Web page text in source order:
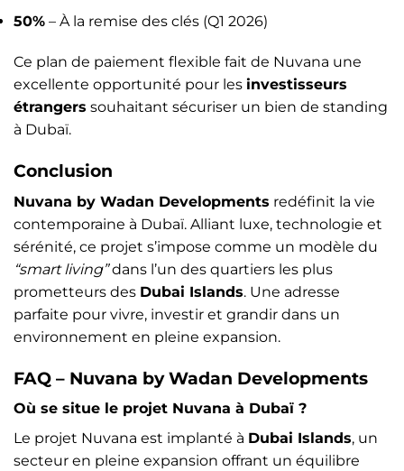
50% – À la remise des clés (Q1 2026)
Ce plan de paiement flexible fait de Nuvana une
excellente opportunité pour les investisseurs
étrangers souhaitant sécuriser un bien de standing
à Dubaï.
Conclusion
Nuvana by Wadan Developments redéfinit la vie
contemporaine à Dubaï. Alliant luxe, technologie et
sérénité, ce projet s’impose comme un modèle du
“smart living”dans l’un des quartiers les plus
prometteurs des Dubai Islands. Une adresse
parfaite pour vivre, investir et grandir dans un
environnement en pleine expansion.
FAQ – Nuvana by Wadan Developments
Où se situe le projet Nuvana à Dubaï ?
Le projet Nuvana est implanté à Dubai Islands, un
secteur en pleine expansion offrant un équilibre